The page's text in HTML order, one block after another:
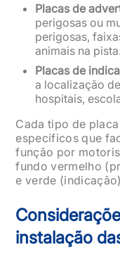
Placas de
perigosas ou
perigosas,
animais na pista.
Placas de
a localização
hospitais,
Cada tipo de
específicos que
função por
fundo vermelho
e verde
instalação